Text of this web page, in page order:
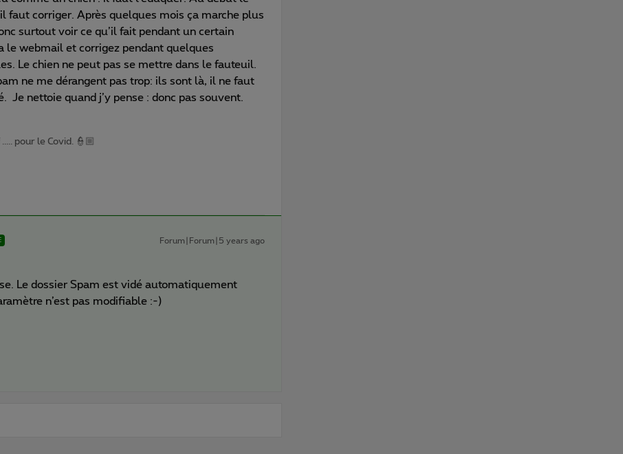
faut corriger. Après quelques mois ça marche plus
surtout voir ce qu’il fait pendant un certain
le webmail et corrigez pendant quelques
Le chien ne peut pas se mettre dans le fauteuil.
ne me dérangent pas trop: ils sont là, il ne faut
Je nettoie quand j’y pense : donc pas souvent.
pour le Covid. 👮🏼
Forum|Forum|5 years ago
Le dossier Spam est vidé automatiquement
n’est pas modifiable :-)